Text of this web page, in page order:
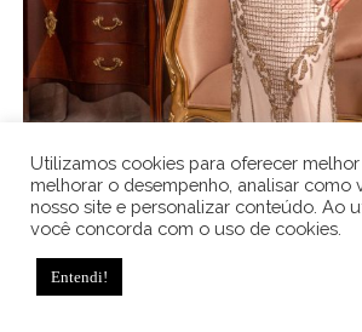
Formanda, Madrinha,Moda
VESTIDO DE FESTA SEREIA
Utilizamos cookies para oferecer melhor
melhorar o desempenho, analisar como
nosso site e personalizar conteúdo. Ao
você concorda com o uso de cookies.
Entendi!